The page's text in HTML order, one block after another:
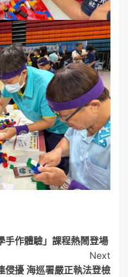
手作體驗」課程熱鬧登場
Next
侵擾 海巡署嚴正執法登檢